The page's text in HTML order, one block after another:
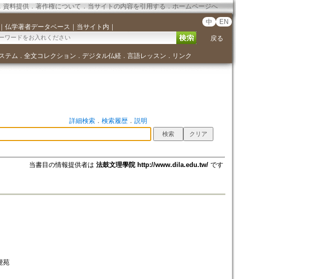
資料提供． 著作権について．当サイトの内容を引用する ． ホームページへ
｜ 仏学著者データベース ｜ 当サイト内 ｜
中 EN
戻る
テム ． 全文コレクション ． デジタル仏経． 言語レッスン ． リンク
詳細検索． 検索履歴． 説明
当書目の情報提供者は 法鼓文理學院 http://www.dila.edu.tw/です
苑